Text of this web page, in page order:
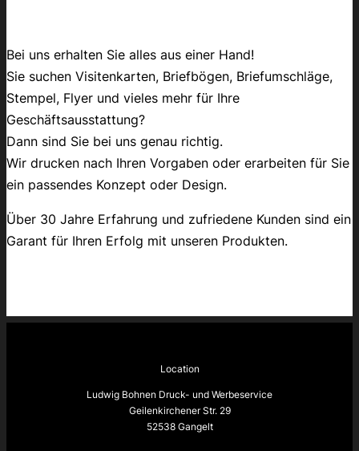
Bei uns erhalten Sie alles aus einer Hand!
Sie suchen Visitenkarten, Briefbögen, Briefumschläge,
Stempel, Flyer und vieles mehr für Ihre
Geschäftsausstattung?
Dann sind Sie bei uns genau richtig.
Wir drucken nach Ihren Vorgaben oder erarbeiten für Sie
ein passendes Konzept oder Design.
Über 30 Jahre Erfahrung und zufriedene Kunden sind ein
Garant für Ihren Erfolg mit unseren Produkten.
Location
Ludwig Bohnen Druck- und Werbeservice
Geilenkirchener Str. 29
52538 Gangelt